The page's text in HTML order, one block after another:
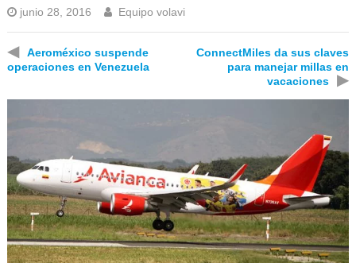
junio 28, 2016 Equipo volavi
◀
Aeroméxico suspende
operaciones en Venezuela
ConnectMiles da sus claves
para manejar millas en
vacaciones
▶